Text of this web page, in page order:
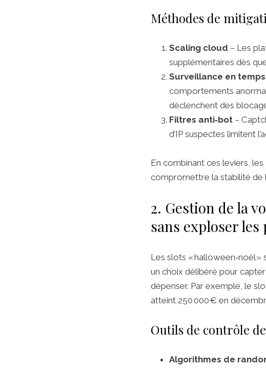
Méthodes de
Scaling cloud – Les
supplémentaires dès
Surveillance en
comportements
déclenchent des
Filtres anti‑bot –
d’IP suspectes limitent
En combinant ces leviers,
compromettre la stabilité de
2. Gestion de la
sans exploser les
Les slots « halloween‑noël
un choix délibéré pour
dépenser. Par exemple, le
atteint 250 000 € en
Outils de contrôle
Algorithmes de